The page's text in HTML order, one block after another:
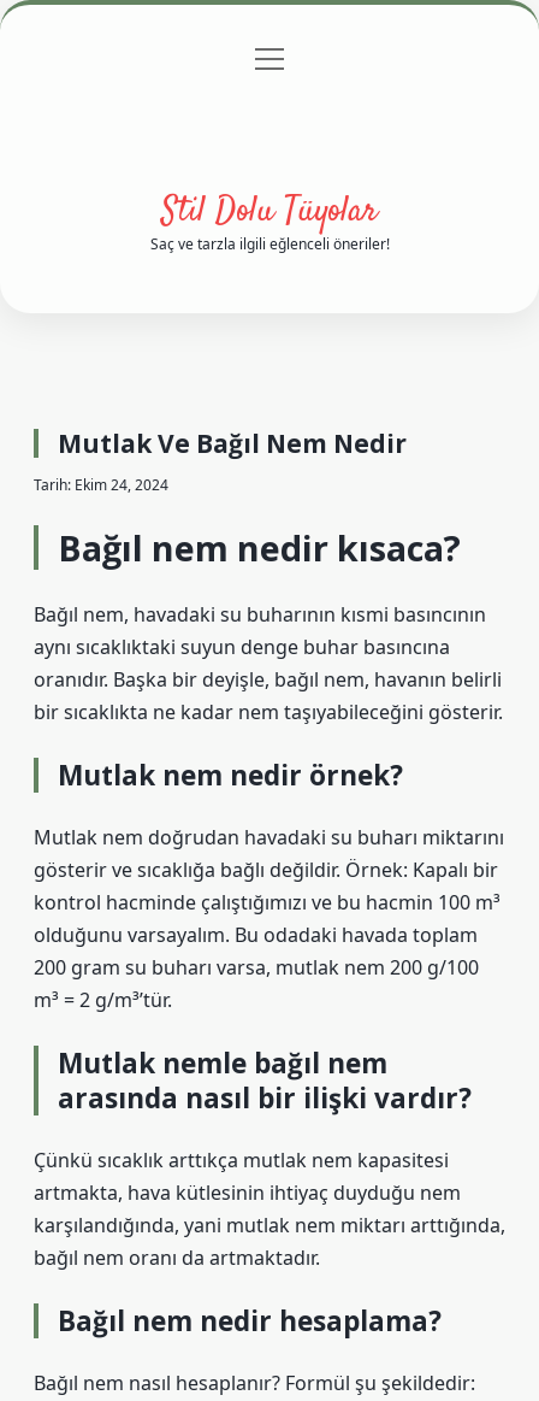
Gizlilik Politikası
menüyü
Stil Dolu Tüyolar
Saç ve tarzla ilgili eğlenceli öneriler!
Mutlak Ve Bağıl Nem Nedir
Tarih: Ekim 24, 2024
Bağıl nem nedir kısaca?
Bağıl nem, havadaki su buharının kısmi basıncının
aynı sıcaklıktaki suyun denge buhar basıncına
oranıdır. Başka bir deyişle, bağıl nem, havanın belirli
bir sıcaklıkta ne kadar nem taşıyabileceğini gösterir.
Mutlak nem nedir örnek?
Mutlak nem doğrudan havadaki su buharı miktarını
gösterir ve sıcaklığa bağlı değildir. Örnek: Kapalı bir
kontrol hacminde çalıştığımızı ve bu hacmin 100 m³
olduğunu varsayalım. Bu odadaki havada toplam
200 gram su buharı varsa, mutlak nem 200 g/100
m³ = 2 g/m³’tür.
Mutlak nemle bağıl nem
arasında nasıl bir ilişki vardır?
Çünkü sıcaklık arttıkça mutlak nem kapasitesi
artmakta, hava kütlesinin ihtiyaç duyduğu nem
karşılandığında, yani mutlak nem miktarı arttığında,
bağıl nem oranı da artmaktadır.
Bağıl nem nedir hesaplama?
Bağıl nem nasıl hesaplanır? Formül şu şekildedir: